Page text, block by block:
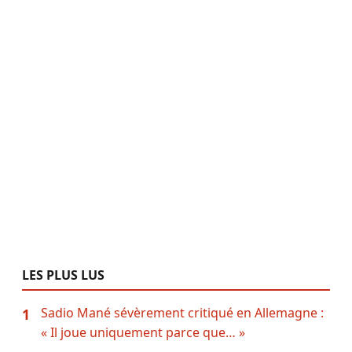
LES PLUS LUS
1
Sadio Mané sévèrement critiqué en Allemagne :
« Il joue uniquement parce que… »